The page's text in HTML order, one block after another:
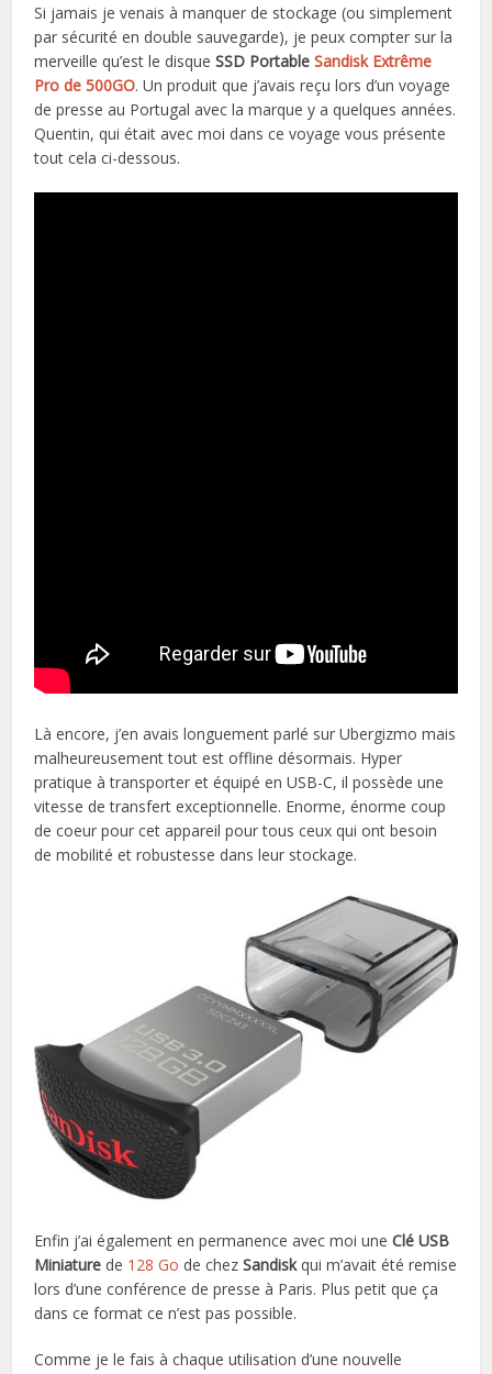
Si jamais je venais à manquer de stockage (ou simplement
par sécurité en double sauvegarde), je peux compter sur la
merveille qu’est le disqueSSD PortableSandisk Extrême
Pro de 500GO. Un produit que j’avais reçu lors d’un voyage
de presse au Portugal avec la marque y a quelques années.
Quentin, qui était avec moi dans ce voyage vous présente
tout cela ci-dessous.
Là encore, j’en avais longuement parlé sur Ubergizmo mais
malheureusement tout est offline désormais. Hyper
pratique à transporter et équipé en USB-C, il possède une
vitesse de transfert exceptionnelle. Enorme, énorme coup
de coeur pour cet appareil pour tous ceux qui ont besoin
de mobilité et robustesse dans leur stockage.
Enfin j’ai également en permanence avec moi uneClé USB
Miniature de 128 Go de chezSandiskqui m’avait été remise
lors d’une conférence de presse à Paris. Plus petit que ça
dans ce format ce n’est pas possible.
Comme je le fais à chaque utilisation d’une nouvelle